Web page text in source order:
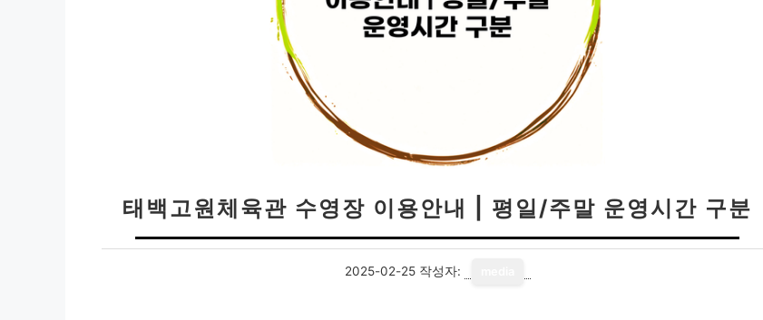
태백고원체육관 수영장 이용안내 | 평일/주말 운영시간 구분
2025-02-25 작성자: